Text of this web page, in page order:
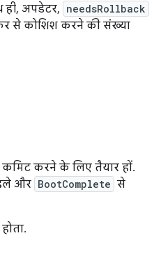
ही, अपडेटर, needsRollback
से कोशिश करने की संख्या
करने के लिए तैयार हों.
और BootComplete से